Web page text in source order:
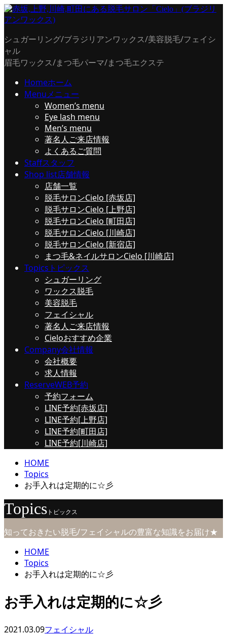
シュガーリング/ブラジリアンワックス/美容脱毛/フェイシ
ャル
眉毛ワックス/まつ毛パーマ/まつ毛エクステ
Homeホーム
Menuメニュー
Women’s menu
Eye lash menu
Men’s menu
著名人ご来店情報
よくあるご質問
Staffスタッフ
Shop list店舗情報
店舗一覧
脱毛サロンCielo [赤坂店]
脱毛サロンCielo [上野店]
脱毛サロンCielo [町田店]
脱毛サロンCielo [川崎店]
脱毛サロンCielo [新宿店]
まつ毛&ネイルサロンCielo [川崎店]
Topics トピックス
シュガーリング
ワックス脱毛
美容脱毛
フェイシャル
著名人ご来店情報
Cieloおすすめ企業
Company会社情報
会社概要
求人情報
ReserveWEB予約
予約フォーム
LINE予約[赤坂店]
LINE予約[上野店]
LINE予約[町田店]
LINE予約[川崎店]
HOME
Topics
お手入れは定期的に☆彡
Topics トピックス
知っておきたい脱毛/フェイシャルの豊富な知識をお届け★
HOME
Topics
お手入れは定期的に☆彡
お手入れは定期的に☆彡
2021.03.09フェイシャル